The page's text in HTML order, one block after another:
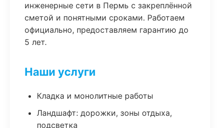
инженерные сети в Пермь с закреплённой
сметой и понятными сроками. Работаем
официально, предоставляем гарантию до
5 лет.
Наши услуги
Кладка и монолитные работы
Ландшафт: дорожки, зоны отдыха,
подсветка